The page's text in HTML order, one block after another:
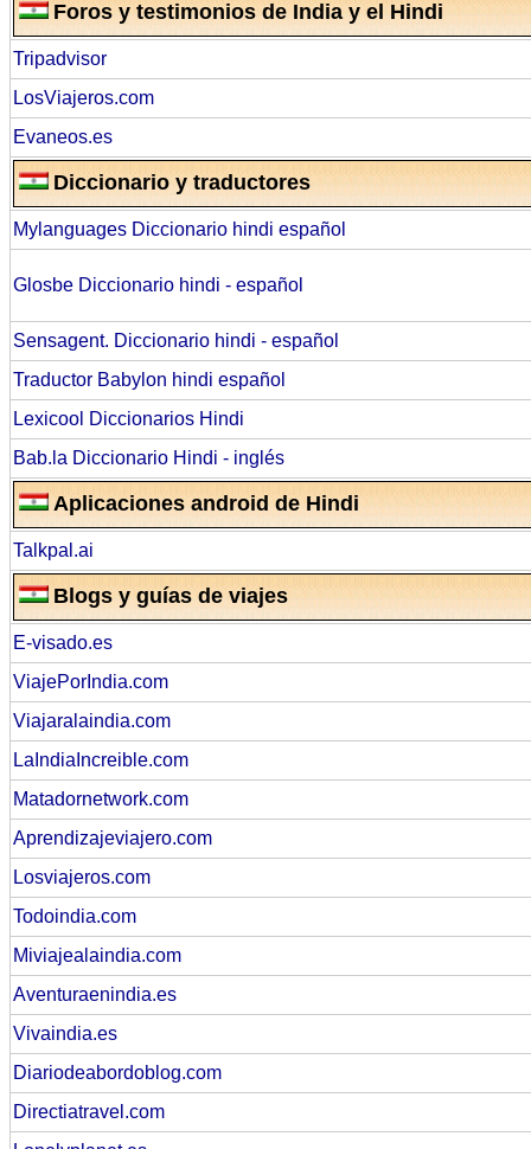
Foros y testimonios de India y el Hindi
Tripadvisor
LosViajeros.com
Evaneos.es
Diccionario y traductores
Mylanguages Diccionario hindi español
Glosbe Diccionario hindi - español
Sensagent. Diccionario hindi - español
Traductor Babylon hindi español
Lexicool Diccionarios Hindi
Bab.la Diccionario Hindi - inglés
Aplicaciones android de Hindi
Talkpal.ai
Blogs y guías de viajes
E-visado.es
ViajePorIndia.com
Viajaralaindia.com
LaIndiaIncreible.com
Matadornetwork.com
Aprendizajeviajero.com
Losviajeros.com
Todoindia.com
Miviajealaindia.com
Aventuraenindia.es
Vivaindia.es
Diariodeabordoblog.com
Directiatravel.com